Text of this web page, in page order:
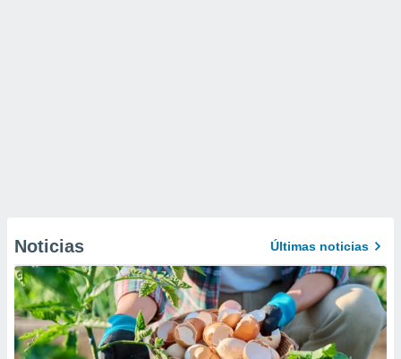
Noticias Últimas noticias